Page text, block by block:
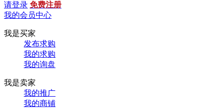
请登录 免费注册
我的会员中心
我是买家
发布求购
我的求购
我的询盘
我是卖家
我的推广
我的商铺